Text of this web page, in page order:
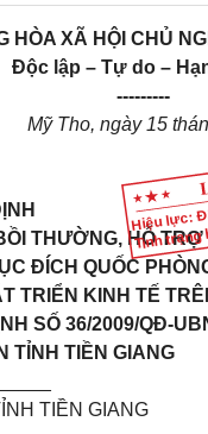
Hiệu lực:
Tình
HÒA XÃ HỘI CHỦ
Độc lập – Tự do –
---------
Mỹ Tho, ngày 15
THƯỜNG, HỖ TRỢ
ĐÍCH QUỐC
TRIỂN KINH TẾ
SỐ 36/2009/QĐ-
TỈNH TIỀN GIANG
TIỀN GIANG